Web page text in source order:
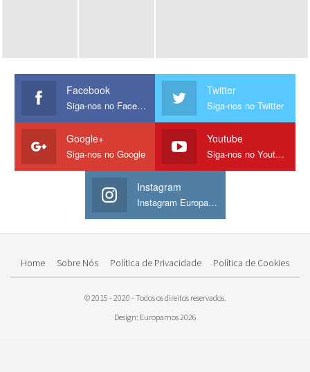
Facebook
Siga-nos no Facebook
Twitter
Siga-nos no Twitter
Google+
Siga-nos no Google
Youtube
Siga-nos no Youtube
Instagram
Instagram Europamos
Home Sobre Nós Política de Privacidade Política de Cookies
© 2015 - 2020 - Todos os direitos reservados.
Design: Europamos 2026